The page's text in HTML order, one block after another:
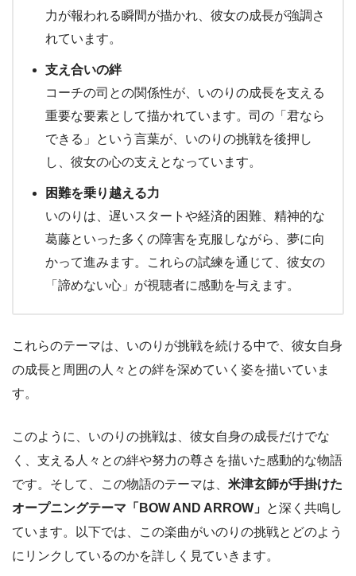
力が報われる瞬間が描かれ、彼女の成長が強調さ
れています。
支え合いの絆
コーチの司との関係性が、いのりの成長を支える
重要な要素として描かれています。司の「君なら
できる」という言葉が、いのりの挑戦を後押し
し、彼女の心の支えとなっています。
困難を乗り越える力
いのりは、遅いスタートや経済的困難、精神的な
葛藤といった多くの障害を克服しながら、夢に向
かって進みます。これらの試練を通じて、彼女の
「諦めない心」が視聴者に感動を与えます。
これらのテーマは、いのりが挑戦を続ける中で、彼女自身
の成長と周囲の人々との絆を深めていく姿を描いていま
す。
このように、いのりの挑戦は、彼女自身の成長だけでな
く、支える人々との絆や努力の尊さを描いた感動的な物語
です。そして、この物語のテーマは、 米津玄師が手掛けた
オープニングテーマ「BOW AND ARROW」 と深く共鳴し
ています。以下では、この楽曲がいのりの挑戦とどのよう
にリンクしているのかを詳しく見ていきます。